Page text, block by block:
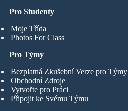
Pro Studenty
Moje Třída
Photos For Class
Pro Týmy
Bezplatná Zkušební Verze pro Týmy
Obchodní Zdroje
Vytvořte pro Práci
Připojit ke Svému Týmu